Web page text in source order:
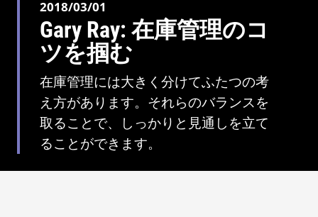
2018/03/01
Gary Ray: 在庫管理のコ
ツを掴む
在庫管理には大きく分けてふたつの考
え方があります。それらのバランスを
取ることで、しっかりと見通しを立て
ることができます。